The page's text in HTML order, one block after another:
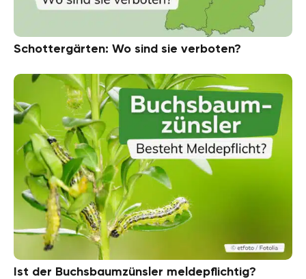
Schottergärten: Wo sind sie verboten?
Ist der Buchsbaumzünsler meldepflichtig?